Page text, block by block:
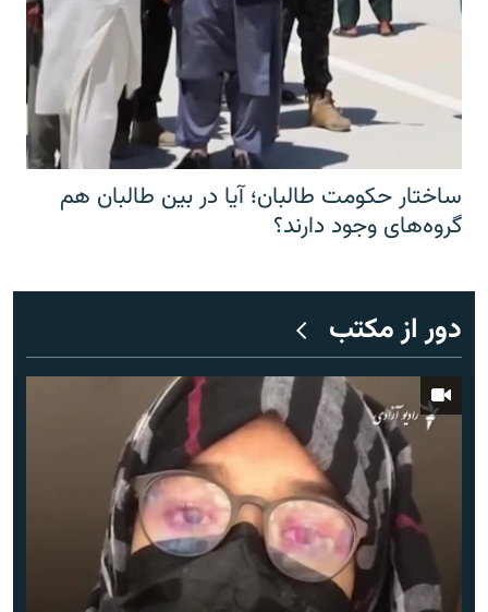
ساختار حکومت طالبان؛ آیا در بین طالبان هم
گروه‌های وجود دارند؟
دور از مکتب